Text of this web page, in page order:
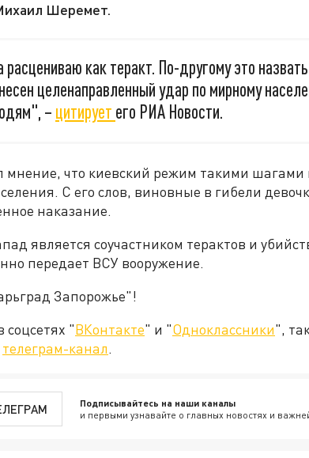
Шеремет.
расцениваю как теракт. По-другому это назвать
целенаправленный удар по мирному
– цитирует его РИА Новости.
что киевский режим такими шагами
С его слов, виновные в гибели
наказание.
является соучастником терактов и
передает ВСУ вооружение.
Запорожье"!
"ВКонтакте" и "Одноклассники",
телеграм-канал.
Подписывайтесь на наши каналы
и первыми узнавайте о главных новостях и